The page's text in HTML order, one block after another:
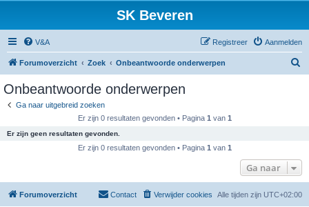
SK Beveren
V&A Aanmelden
Registreer
Forumoverzicht Zoek Onbeantwoorde onderwerpen
Onbeantwoorde onderwerpen
Ga naar uitgebreid zoeken
Er zijn 0 resultaten gevonden • Pagina 1 van 1
Er zijn geen resultaten gevonden.
Er zijn 0 resultaten gevonden • Pagina 1 van 1
Ga naar
Forumoverzicht Alle tijden zijn UTC+02:00
Verwijder cookies
Contact